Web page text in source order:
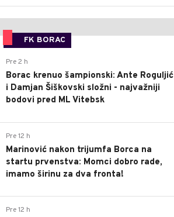
FK BORAC
Pre 2 h
Borac krenuo šampionski: Ante Roguljić
i Damjan Šiškovski složni - najvažniji
bodovi pred ML Vitebsk
Pre 12 h
Marinović nakon trijumfa Borca na
startu prvenstva: Momci dobro rade,
imamo širinu za dva fronta!
Pre 12 h